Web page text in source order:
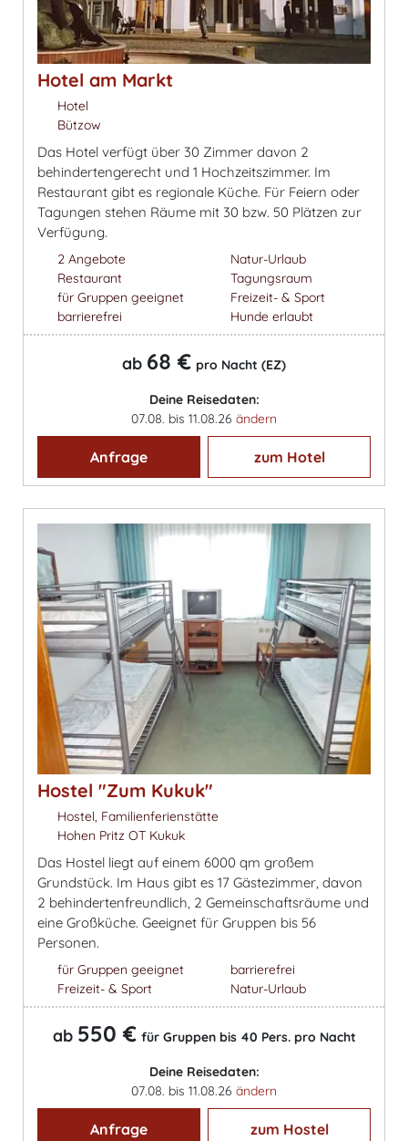
Hotel am Markt
Hotel
Bützow
Das Hotel verfügt über 30 Zimmer davon 2
behindertengerecht und 1 Hochzeitszimmer. Im
Restaurant gibt es regionale Küche. Für Feiern oder
Tagungen stehen Räume mit 30 bzw. 50 Plätzen zur
Verfügung.
2 Angebote
Restaurant
für Gruppen geeignet
barrierefrei
Natur-Urlaub
Tagungsraum
Freizeit- & Sport
Hunde erlaubt
ab 68 € pro Nacht (EZ)
Deine Reisedaten:
07.08. bis 11.08.26 ändern
Anfrage zum Hotel
Hostel "Zum Kukuk"
Hostel, Familienferienstätte
Hohen Pritz OT Kukuk
Das Hostel liegt auf einem 6000 qm großem
Grundstück. Im Haus gibt es 17 Gästezimmer, davon
2 behindertenfreundlich, 2 Gemeinschaftsräume und
eine Großküche. Geeignet für Gruppen bis 56
Personen.
für Gruppen geeignet
Freizeit- & Sport
barrierefrei
Natur-Urlaub
ab 550 € für Gruppen bis 40 Pers. pro Nacht
Deine Reisedaten:
07.08. bis 11.08.26 ändern
Anfrage zum Hostel